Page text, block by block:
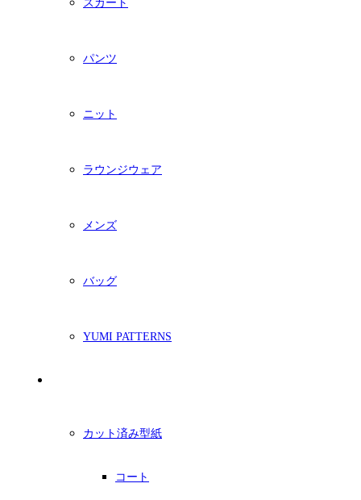
スカート
パンツ
ニット
ラウンジウェア
メンズ
バッグ
YUMI PATTERNS
カット済み型紙
コート